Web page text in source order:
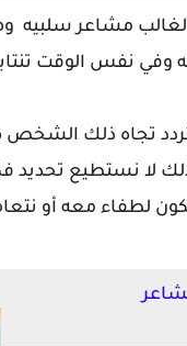
مشاعر سلبيه
وفي نفس الوقت
تجاه ذلك الشخص
لا نستطيع تحديد
لطفاء معه أو